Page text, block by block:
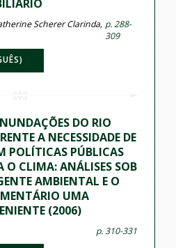
Scherer Clarinda, p. 288-
309
DO RIO
A NECESSIDADE DE
POLÍTICAS PÚBLICAS
O CLIMA: ANÁLISES SOB
AMBIENTAL E O
UMA
(2006)
p. 310-331